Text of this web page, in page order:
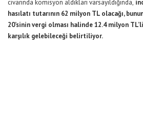
civarında komisyon aldıkları varsayıldığında,
hasılatı tutarının 62 milyon TL olacağı,
20’sinin vergi olması halinde 12.4 milyon
karşılık gelebileceği belirtiliyor.